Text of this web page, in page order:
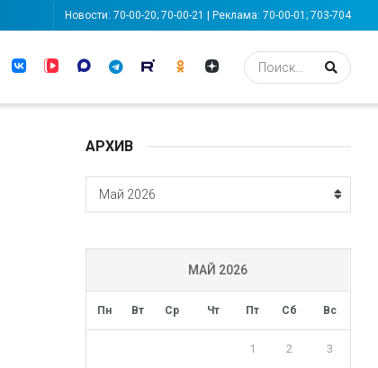
Новости: 70-00-20; 70-00-21 | Реклама: 70-00-01; 703-704
АРХИВ
АРХИВ
Май 2026
МАЙ 2026
Пн Вт Ср Чт Пт Сб Вс
1 2 3